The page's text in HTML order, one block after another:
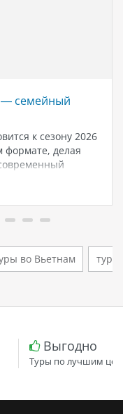
— семейный
к сезону 2026
формате, делая
отдыха у
для тех,
во Вьетнам
Выгодно
Туры по лучшим